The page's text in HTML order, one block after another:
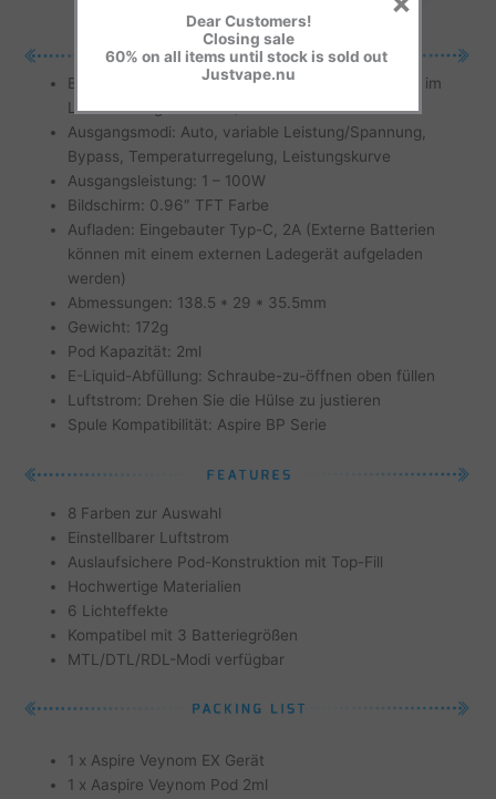
Batteriekompatibilität: 18650/20700/21700 (nicht im
Lieferumfang enthalten)
Ausgangsmodi: Auto, variable Leistung/Spannung,
Bypass, Temperaturregelung, Leistungskurve
Ausgangsleistung: 1 – 100W
Bildschirm: 0.96″ TFT Farbe
Aufladen: Eingebauter Typ-C, 2A (Externe Batterien
können mit einem externen Ladegerät aufgeladen
werden)
Abmessungen: 138.5 * 29 * 35.5mm
Gewicht: 172g
Pod Kapazität: 2ml
E-Liquid-Abfüllung: Schraube-zu-öffnen oben füllen
Luftstrom: Drehen Sie die Hülse zu justieren
Spule Kompatibilität: Aspire BP Serie
8 Farben zur Auswahl
Einstellbarer Luftstrom
Auslaufsichere Pod-Konstruktion mit Top-Fill
Hochwertige Materialien
6 Lichteffekte
Kompatibel mit 3 Batteriegrößen
MTL/DTL/RDL-Modi verfügbar
1 x Aspire Veynom EX Gerät
1 x Aaspire Veynom Pod 2ml
Dear Customers!
Closing sale
60% on all items until stock is sold out
Justvape.nu